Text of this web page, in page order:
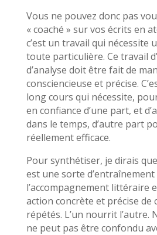
Vous ne pouvez donc pas
« coaché » sur vos écrits en
c’est un travail qui nécessite
toute particulière. Ce travail
d’analyse doit être fait de
consciencieuse et précise.
long cours qui nécessite,
en confiance d’une part, et
dans le temps, d’autre part
réellement efficace.
Pour synthétiser, je dirais
est une sorte d’entraînement
l’accompagnement littéraire
action concrète et précise de
répétés. L’un nourrit l’autre.
ne peut pas être confondu